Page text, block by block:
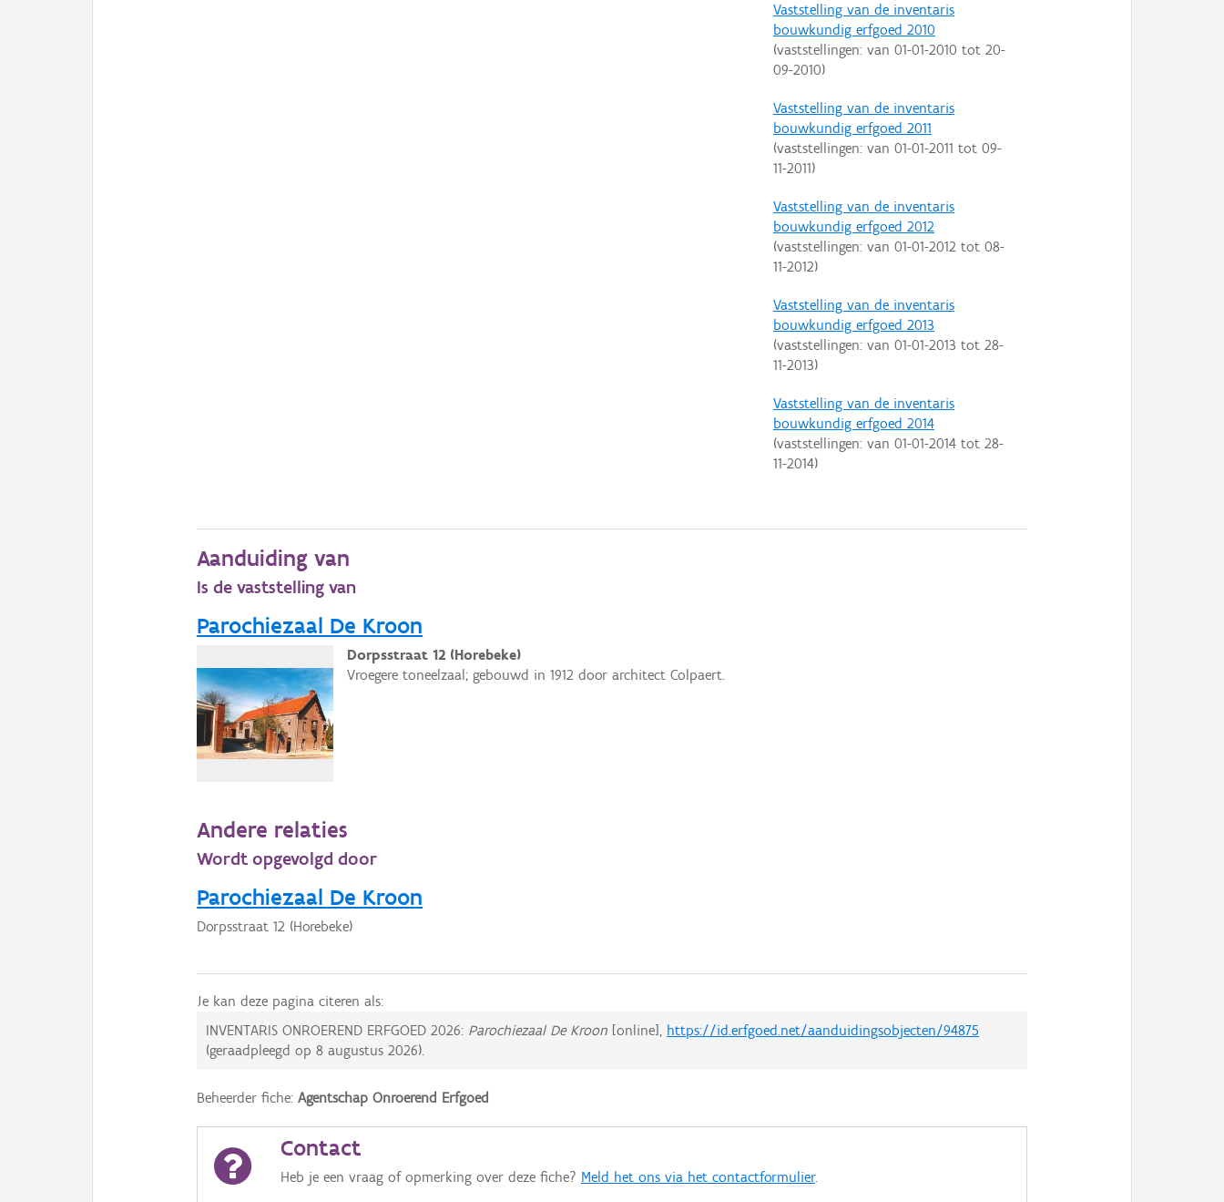
Vaststelling van de inventaris
bouwkundig erfgoed 2010
(vaststellingen: van 01-01-2010 tot 20-
09-2010)
Vaststelling van de inventaris
bouwkundig erfgoed 2011
(vaststellingen: van 01-01-2011 tot 09-
11-2011)
Vaststelling van de inventaris
bouwkundig erfgoed 2012
(vaststellingen: van 01-01-2012tot 08-
11-2012)
Vaststelling van de inventaris
bouwkundig erfgoed 2013
(vaststellingen: van 01-01-2013 tot 28-
11-2013)
Vaststelling van de inventaris
bouwkundig erfgoed 2014
(vaststellingen: van 01-01-2014tot 28-
11-2014)
Aanduiding van
Is de vaststelling van
Parochiezaal De Kroon
Dorpsstraat 12 (Horebeke)
Vroegere toneelzaal; gebouwd in 1912 door architect Colpaert.
Andere relaties
Wordt opgevolgd door
Parochiezaal De Kroon
Dorpsstraat 12 (Horebeke)
Je kan deze pagina citeren als:
INVENTARIS ONROEREND ERFGOED 2026: Parochiezaal De Kroon [online], https://id.erfgoed.net/aanduidingsobjecten/94875
(geraadpleegd op8 augustus 2026).
Beheerder fiche:Agentschap Onroerend Erfgoed
Contact
Heb je een vraag of opmerking over deze fiche? Meld het ons via het contactformulier.